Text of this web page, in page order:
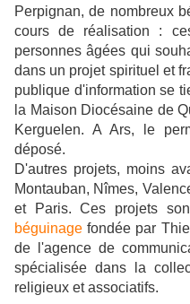
Perpignan, de nombreux
cours de réalisation :
personnes âgées qui
dans un projet spirituel et
publique d'information se
la Maison Diocésaine de
Kerguelen. A Ars, le
déposé.
D'autres projets, moins
Montauban, Nîmes,
et Paris. Ces projets
béguinage fondée par
de l'agence de
spécialisée dans la
religieux et associatifs.